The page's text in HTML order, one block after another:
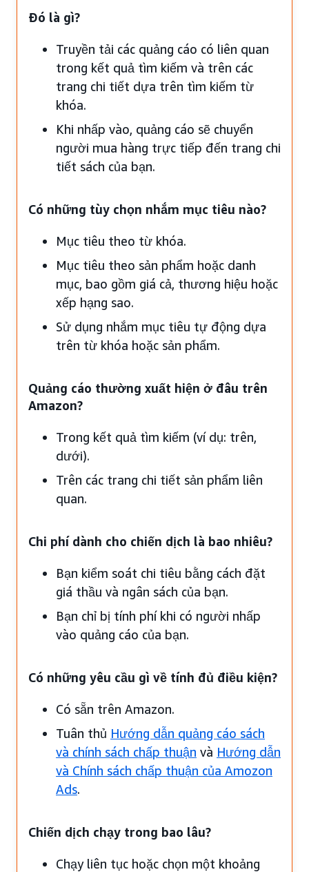
Đó là gì?
Truyền tải các quảng cáo có liên quan
trong kết quả tìm kiếm và trên các
trang chi tiết dựa trên tìm kiếm từ
khóa.
Khi nhấp vào, quảng cáo sẽ chuyển
người mua hàng trực tiếp đến trang chi
tiết sách của bạn.
Có những tùy chọn nhắm mục tiêu nào?
Mục tiêu theo từ khóa.
Mục tiêu theo sản phẩm hoặc danh
mục, bao gồm giá cả, thương hiệu hoặc
xếp hạng sao.
Sử dụng nhắm mục tiêu tự động dựa
trên từ khóa hoặc sản phẩm.
Quảng cáo thường xuất hiện ở đâu trên
Amazon?
Trong kết quả tìm kiếm (ví dụ: trên,
dưới).
Trên các trang chi tiết sản phẩm liên
quan.
Chi phí dành cho chiến dịch là bao nhiêu?
Bạn kiểm soát chi tiêu bằng cách đặt
giá thầu và ngân sách của bạn.
Bạn chỉ bị tính phí khi có người nhấp
vào quảng cáo của bạn.
Có những yêu cầu gì về tính đủ điều kiện?
Có sẵn trên Amazon.
Tuân thủ Hướng dẫn quảng cáo sách
và chính sách chấp thuận và Hướng dẫn
và Chính sách chấp thuận của Amozon
Ads.
Chiến dịch chạy trong bao lâu?
Chạy liên tục hoặc chọn một khoảng